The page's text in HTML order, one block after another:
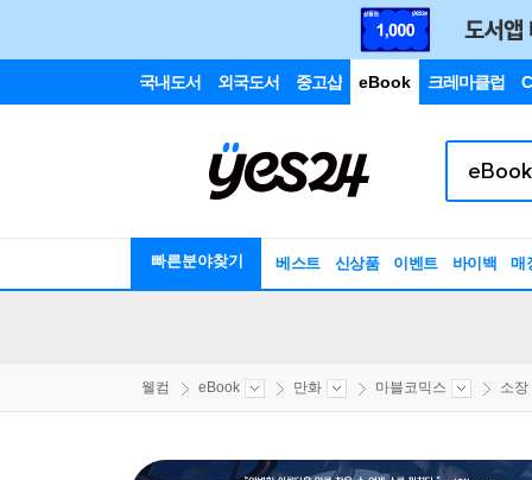
국내도서 외국도서 중고샵 eBook 크레마클럽
빠른분야찾기 베스트 신상품 이벤트 바이백 매
웰컴 eBook 만화 마블코믹스 소장